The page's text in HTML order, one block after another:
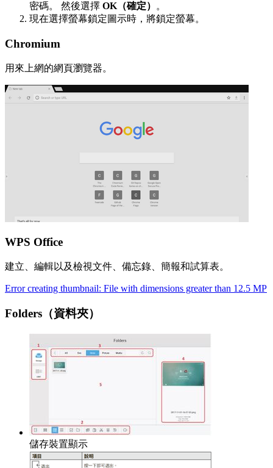
密碼。 然後選擇 OK（確定）
。
現在選擇螢幕鎖定圖示時，將鎖定螢幕。
Chromium
用來上網的網頁瀏覽器。
WPS Office
建立、編輯以及檢視文件、備忘錄、簡報和試算表。
Error creating thumbnail: File with dimensions greater than 12.5 MP
Folders（資料夾）
儲存裝置顯示